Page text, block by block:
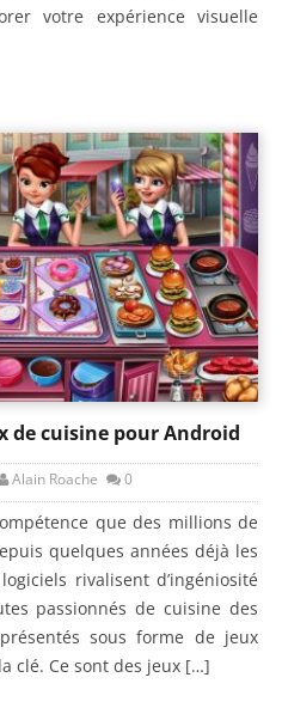
votre expérience visuelle
de cuisine pour Android
Alain Roache 0
que des millions de
quelques années déjà les
rivalisent d’ingéniosité
passionnés de cuisine des
sous forme de jeux
clé. Ce sont des jeux […]